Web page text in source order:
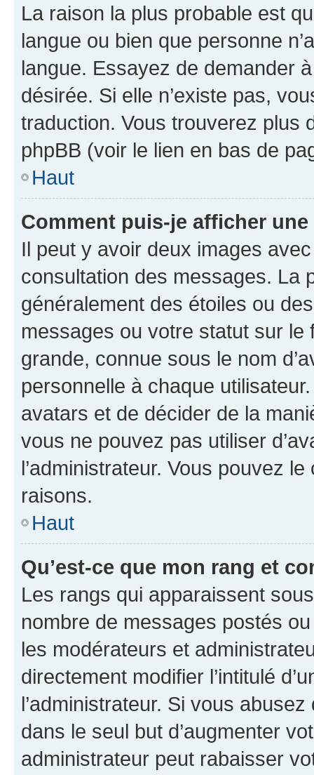
La raison la plus probable est
langue ou bien que personne
langue. Essayez de demander
désirée. Si elle n’existe pas,
traduction. Vous trouverez plus
phpBB (voir le lien en bas de
Haut
Comment puis-je afficher
Il peut y avoir deux images
consultation des messages. La
généralement des étoiles ou
messages ou votre statut sur
grande, connue sous le nom
personnelle à chaque utilisateur.
avatars et de décider de la
vous ne pouvez pas utiliser
l’administrateur. Vous pouvez
raisons.
Haut
Qu’est-ce que mon rang et
Les rangs qui apparaissent
nombre de messages postés
les modérateurs et
directement modifier l’intitulé
l’administrateur. Si vous
dans le seul but d’augmenter
administrateur peut rabaisser